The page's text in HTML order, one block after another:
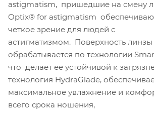
astigmatism, пришедшие на смену
Optix® for astigmatism
четкое зрение для людей с
астигматизмом. Поверхность линзы
обрабатывается по технологии
что делает ее устойчивой к
технология HydraGlade,
максимальное увлажнение и
всего срока ношения,